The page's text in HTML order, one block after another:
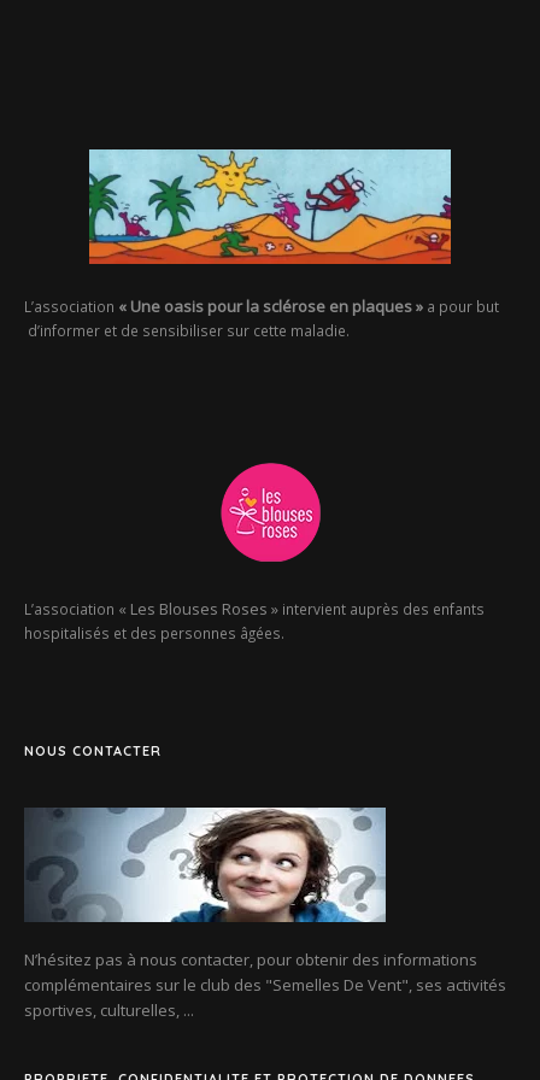
L’association « Une oasis pour la sclérose en plaques » a pour but
d’informer et de sensibiliser sur cette maladie.
L’association « Les Blouses Roses » intervient auprès des enfants
hospitalisés et des personnes âgées.
NOUS CONTACTER
N’hésitez pas à nous contacter, pour obtenir des informations
complémentaires sur le club des "Semelles De Vent", ses activités
sportives, culturelles, ...